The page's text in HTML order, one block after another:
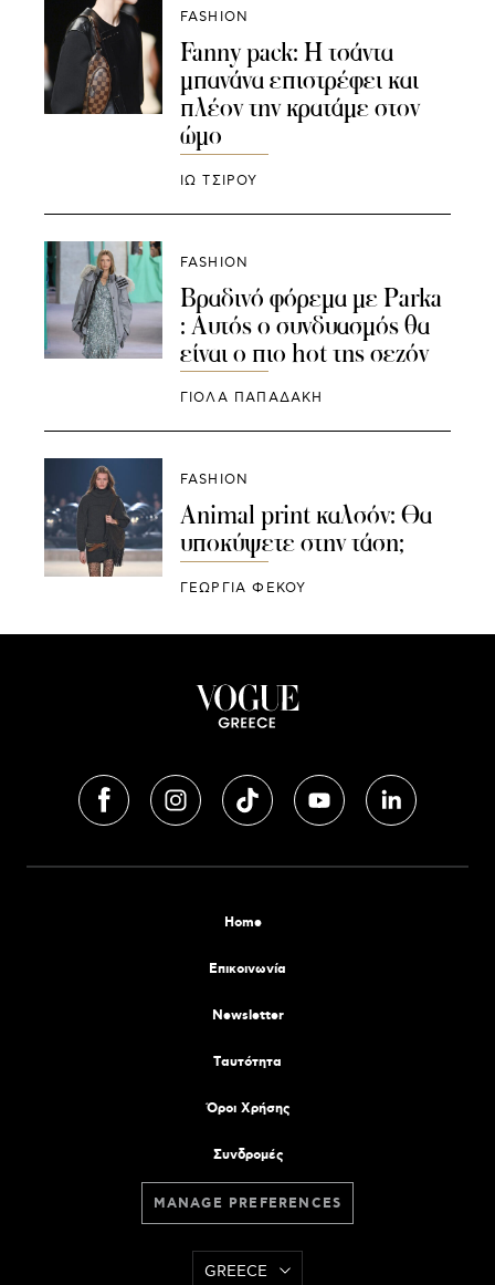
FASHION
Fanny pack: Η τσάντα
μπανάνα επιστρέφει και
πλέον την κρατάμε στον
ώμο
ΙΩ ΤΣΙΡΟΥ
FASHION
Βραδινό φόρεμα με Parka
: Αυτός ο συνδυασμός θα
είναι ο πιο hot της σεζόν
ΓΙΌΛΑ ΠΑΠΑΔΆΚΗ
FASHION
Animal print καλσόν: Θα
υποκύψετε στην τάση;
ΓΕΩΡΓΙΑ ΦΕΚΟΥ
Home
Επικοινωνία
Newsletter
Tαυτότητα
Όροι Χρήσης
Συνδρομές
MANAGE PREFERENCES
GREECE